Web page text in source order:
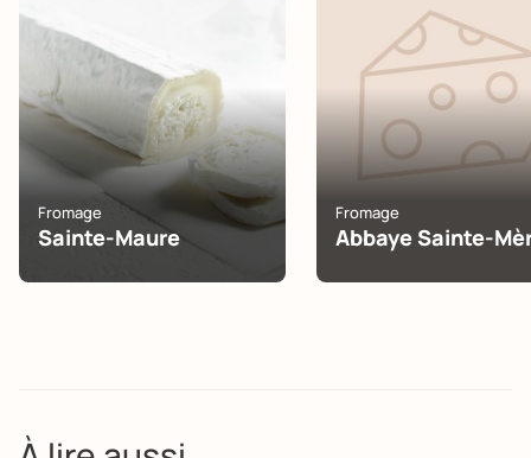
Fromage
Sainte-Maure
Fromage
Abbaye Sainte-